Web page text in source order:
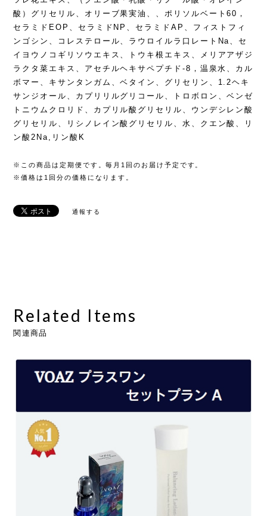
酸）グリセリル、オリーブ果実油、、ポリソルベート60，
セラミドEOP、セラミドNP、セラミドAP、フィストフィ
ンゴシン、コレステロール、ラウロイルラ口レートNa、セ
イヨウノコギリソウエキス、トウキ根エキス、メリアアザジ
ラクタ菜エキス、アセチルヘキサペプチド-8，温泉水、カル
ボマー、キサンタンガム、ベタイン、グリセリン、1.2ヘキ
サンジオール、カプリリルグリコール、トロボロン、ベンゼ
トニウムクロリド、カプリル酸グリセリル、ウンデシレン酸
グリセリル、リシノレイン酸グリセリル、水、クエン酸、リ
ン酸2Na,リン酸K
※この商品は定期便です。毎月1回のお届け予定です。
※価格は1回分の価格になります。
通報する
Related Items
関連商品